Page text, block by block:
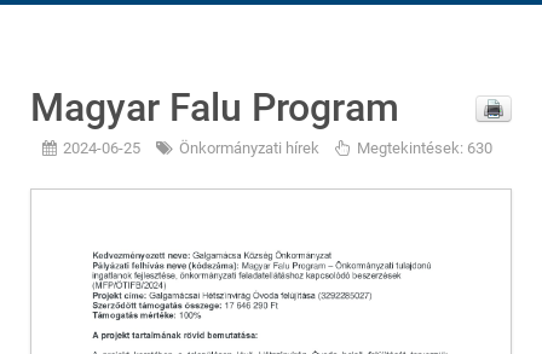
Magyar Falu Program
2024-06-25 Önkormányzati hírek Megtekintések: 630